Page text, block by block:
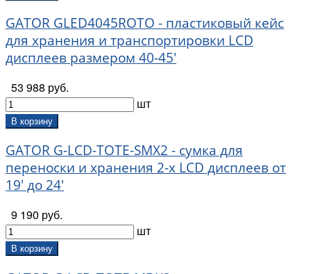
GATOR GLED4045ROTO - пластиковый кейс
для хранения и транспортировки LCD
дисплеев размером 40-45'
53 988 руб.
шт
В корзину
GATOR G-LCD-TOTE-SMX2 - сумка для
переноски и хранения 2-х LCD дисплеев от
19' до 24'
9 190 руб.
шт
В корзину